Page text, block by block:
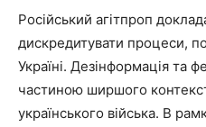
Російський агітпроп
дискредитувати процеси,
Україні. Дезінформація та
частиною ширшого
українського війська. В